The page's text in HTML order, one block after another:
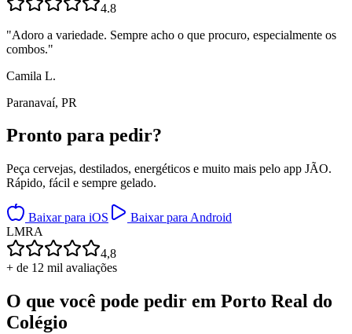
4.8
"Adoro a variedade. Sempre acho o que procuro, especialmente os
combos."
Camila L.
Paranavaí, PR
Pronto para pedir?
Peça cervejas, destilados, energéticos e muito mais pelo app JÃO.
Rápido, fácil e sempre gelado.
Baixar para iOS
Baixar para Android
LMRA
4,8
+ de 12 mil avaliações
O que você pode pedir em Porto Real do
Colégio